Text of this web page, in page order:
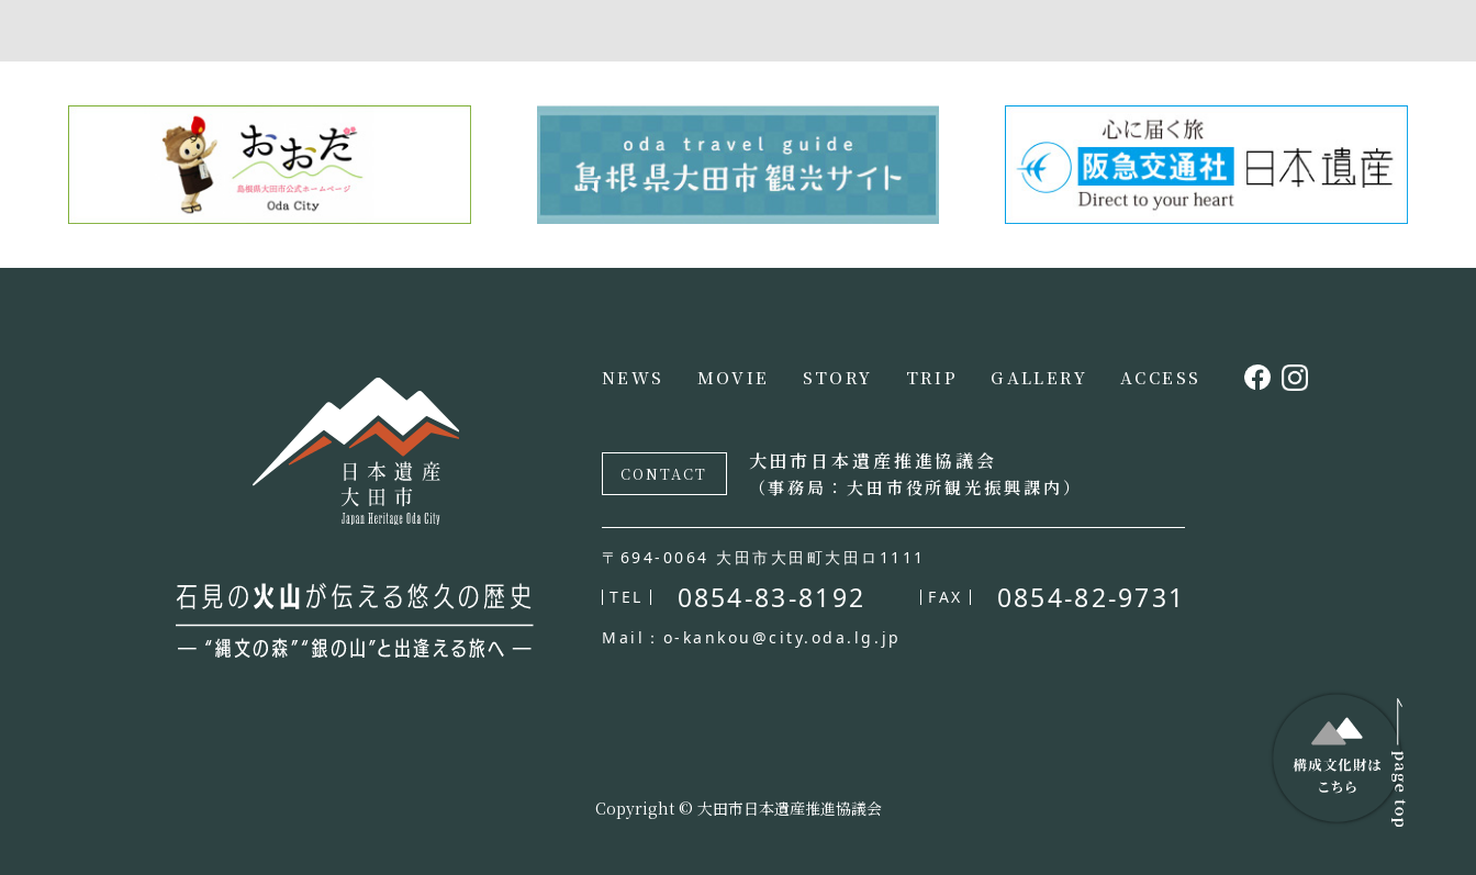
NEWS MOVIE STORY TRIP GALLERY ACCESS
CONTACT
大田市日本遺産推進協議会
（事務局：大田市役所観光振興課内）
〒694-0064 大田市大田町大田ロ1111
TEL
0854-83-8192 FAX 0854-82-9731
Mail：o-kankou@city.oda.lg.jp
Copyright © 大田市日本遺産推進協議会